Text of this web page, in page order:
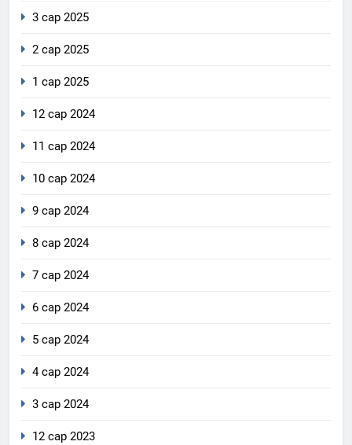
3 сар 2025
2 сар 2025
1 сар 2025
12 сар 2024
11 сар 2024
10 сар 2024
9 сар 2024
8 сар 2024
7 сар 2024
6 сар 2024
5 сар 2024
4 сар 2024
3 сар 2024
12 сар 2023